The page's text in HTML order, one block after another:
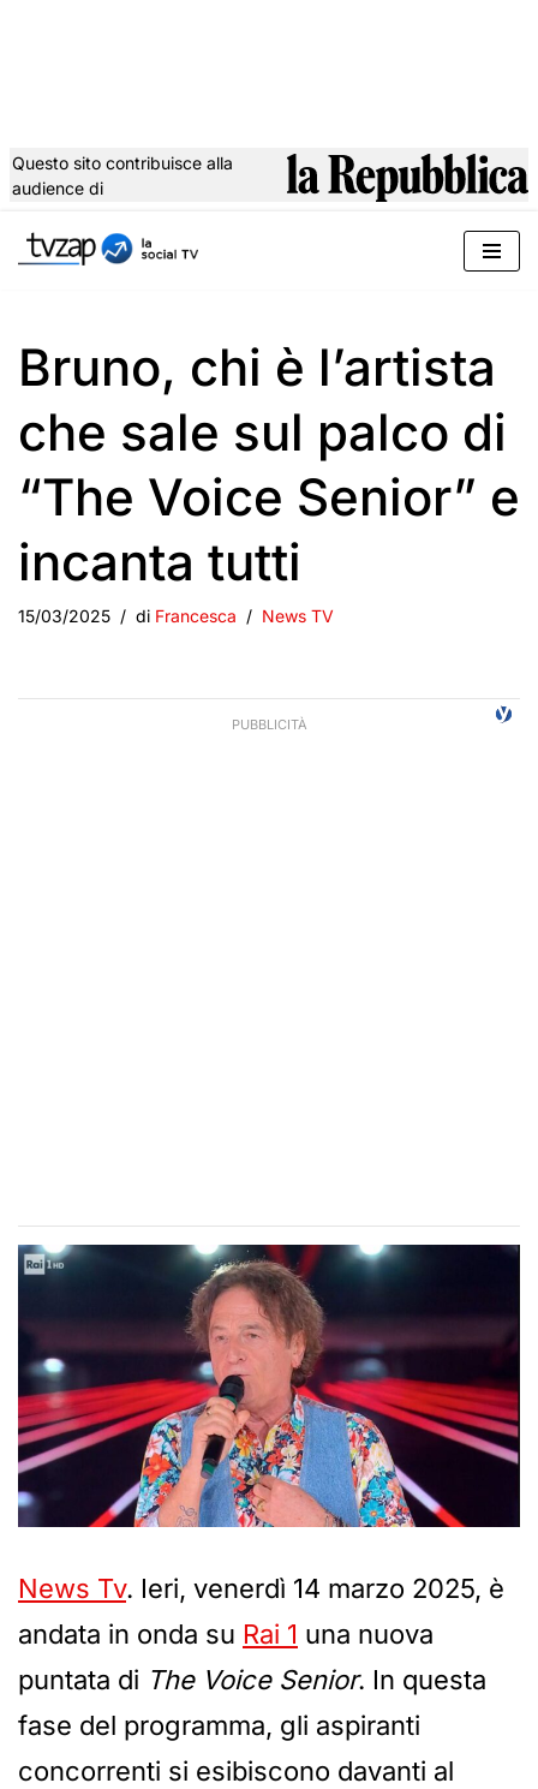
al
Questo sito contribuisce alla
audience di
Bruno, chi è l’artista
che sale sul palco di
“The Voice Senior” e
incanta tutti
15/03/2025 di Francesca News TV
News Tv. Ieri, venerdì 14 marzo 2025, è
andata in onda su Rai 1 una nuova
puntata di The Voice Senior. In questa
fase del programma, gli aspiranti
concorrenti si esibiscono davanti al